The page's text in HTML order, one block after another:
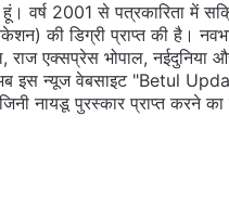
वर्ष 2001 से पत्रकारिता में
की डिग्री प्राप्त की है।
एक्सप्रेस भोपाल, नईदुनिया
अब इस न्यूज वेबसाइट "Betul
नायडू पुरस्कार प्राप्त करने